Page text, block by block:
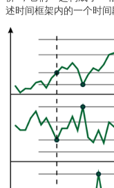
述时间框架内的一个时间